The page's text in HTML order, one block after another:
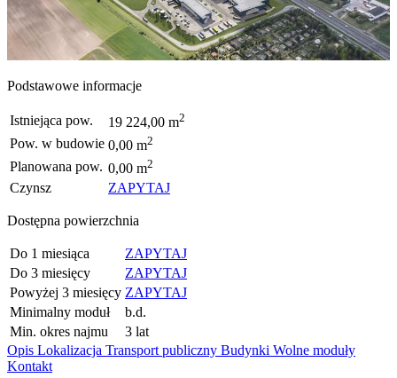
Podstawowe informacje
Istniejąca pow. 19 224,00 m2
Pow. w budowie 0,00 m2
Planowana pow. 0,00 m2
Czynsz ZAPYTAJ
Dostępna powierzchnia
Do 1 miesiąca
ZAPYTAJ
Do 3 miesięcy
ZAPYTAJ
Powyżej 3 miesięcy ZAPYTAJ
Minimalny moduł
b.d.
Min. okres najmu
3 lat
Opis Lokalizacja Transport publiczny Budynki Wolne moduły
Kontakt